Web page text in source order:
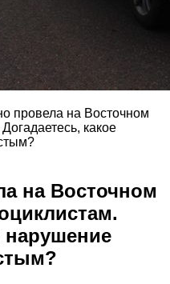
провела на Восточном
какое
на Восточном
нарушение